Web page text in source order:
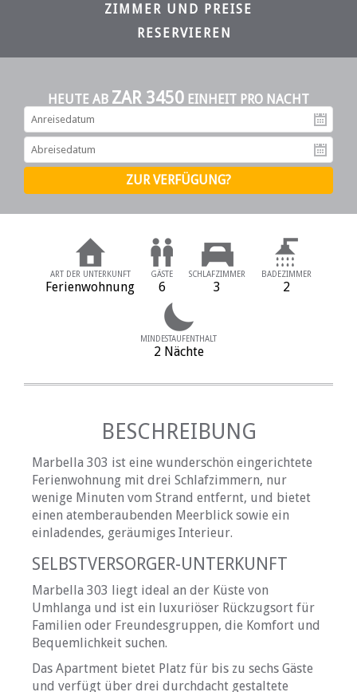
ZIMMER UND PREISE
RESERVIEREN
HEUTE AB ZAR 3450 EINHEIT PRO NACHT
ART DER UNTERKUNFT
Ferienwohnung
GÄSTE
6
SCHLAFZIMMER
3
BADEZIMMER
2
MINDESTAUFENTHALT
2 Nächte
BESCHREIBUNG
Marbella 303 ist eine wunderschön eingerichtete
Ferienwohnung mit drei Schlafzimmern, nur
wenige Minuten vom Strand entfernt, und bietet
einen atemberaubenden Meerblick sowie ein
einladendes, geräumiges Interieur.
SELBSTVERSORGER-UNTERKUNFT
Marbella 303 liegt ideal an der Küste von
Umhlanga und ist ein luxuriöser Rückzugsort für
Familien oder Freundesgruppen, die Komfort und
Bequemlichkeit suchen.
Das Apartment bietet Platz für bis zu sechs Gäste
und verfügt über drei durchdacht gestaltete